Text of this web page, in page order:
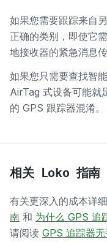
如果您需要跟踪来自
正确的类别，即使它
地接收器的紧急消息
如果您只需要查找智
AirTag 式设备可能就
的 GPS 跟踪器混淆。
相关 Loko 指南
有关更深入的成本详
南 和 为什么 GPS 追
请阅读 GPS 追踪器